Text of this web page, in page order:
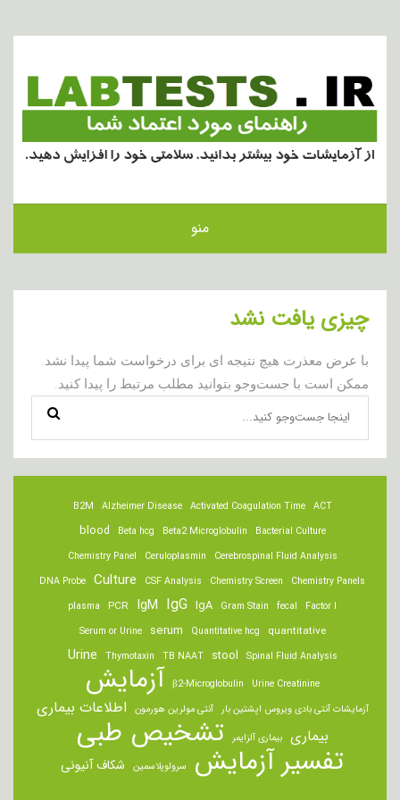
منو
چیزی یافت نشد
با عرض معذرت هیچ نتیجه ای برای درخواست شما پیدا نشد.
ممکن است با جست‌وجو بتوانید مطلب مرتبط را پیدا کنید.
ACT
Activated Coagulation Time
Alzheimer Disease
B2M
Bacterial Culture
Beta2 Microglobulin
Beta hcg
blood
Cerebrospinal Fluid Analysis
Ceruloplasmin
Chemistry Panel
Chemistry Panels
Chemistry Screen
CSF Analysis
Culture
DNA Probe
Factor I
fecal
Gram Stain
IgA
IgG
IgM
PCR
plasma
quantitative
Quantitative hcg
serum
Serum or Urine
Spinal Fluid Analysis
stool
TB NAAT
Thymotaxin
Urine
Urine Creatinine
β2-Microglobulin آزمایش
آزمایشات آنتی بادی ویروس اپشتین بار آنتی مولرین هورمون اطلاعات بیماری
بیماری بیماری آلزایمر تشخیص طبی
تفسیر آزمایش سرولوپلاسمین شکاف آنیونی